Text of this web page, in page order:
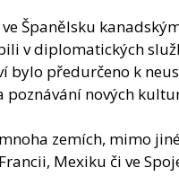
Španělsku
v diplomatických
bylo předurčeno k
poznávání nových
zemích, mimo
Mexiku či ve